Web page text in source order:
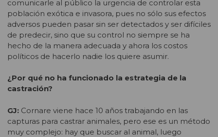
comunicarle al público la urgencia de controlar esta
población exótica e invasora, pues no sólo sus efectos
adversos pueden pasar sin ser detectados y ser difíciles
de predecir, sino que su control no siempre se ha
hecho de la manera adecuada y ahora los costos
políticos de hacerlo nadie los quiere asumir.
¿Por qué no ha funcionado la estrategia de la
castración?
GJ: Cornare viene hace 10 años trabajando en las
capturas para castrar animales, pero ese es un método
muy complejo: hay que buscar al animal, luego